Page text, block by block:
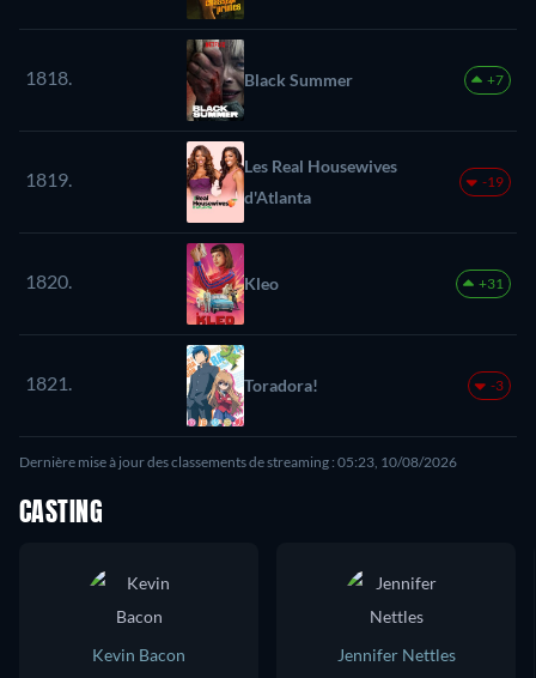
1818. Black Summer +7
1819.
Les Real Housewives
d'Atlanta
-19
1820. Kleo +31
1821. Toradora! -3
Dernière mise à jour des classements de streaming : 05:23, 10/08/2026
CASTING
Kevin Bacon
Jennifer Nettles